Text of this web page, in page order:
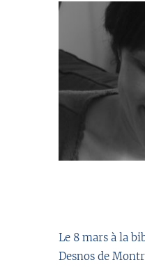
Le 8 mars à la
Desnos de